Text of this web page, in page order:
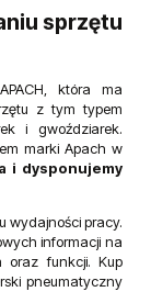
sprzętu
która ma
z tym typem
i gwoździarek.
marki Apach w
i dysponujemy
wydajności pracy.
informacji na
oraz funkcji. Kup
pneumatyczny